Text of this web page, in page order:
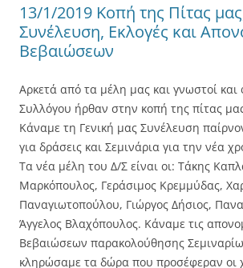
13/1/2019 Κοπή της Πίτας
Συνέλευση, Εκλογές και
Βεβαιώσεων
Αρκετά από τα μέλη μας και γνωστοί και
Συλλόγου ήρθαν στην κοπή της πίτας
Κάναμε τη Γενική μας Συνέλευση
για δράσεις και Σεμινάρια για την νέα
Τα νέα μέλη του Δ/Σ είναι οι: Τάκης
Μαρκόπουλος, Γεράσιμος Κρεμμύδας,
Παναγιωτοπούλου, Γιώργος Δήσιος,
Άγγελος Βλαχόπουλος. Κάναμε τις
Βεβαιώσεων παρακολούθησης
κληρώσαμε τα δώρα που προσέφεραν οι